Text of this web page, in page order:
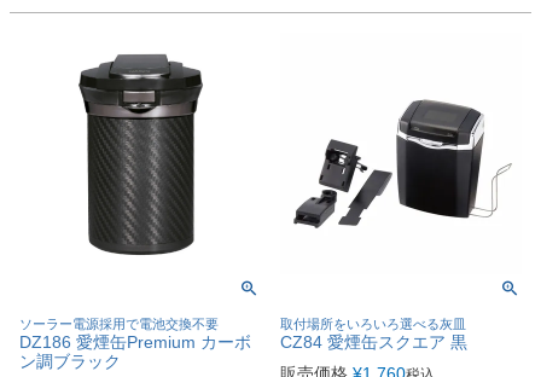
ソーラー電源採用で電池交換不要
DZ186 愛煙缶Premium カーボ
ン調ブラック
取付場所をいろいろ選べる灰皿
CZ84 愛煙缶スクエア 黒